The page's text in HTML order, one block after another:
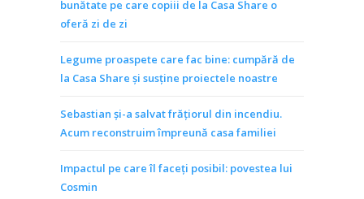
bunătate pe care copiii de la Casa Share o
oferă zi de zi
Legume proaspete care fac bine: cumpără de
la Casa Share și susține proiectele noastre
Sebastian și-a salvat frățiorul din incendiu.
Acum reconstruim împreună casa familiei
Impactul pe care îl faceți posibil: povestea lui
Cosmin